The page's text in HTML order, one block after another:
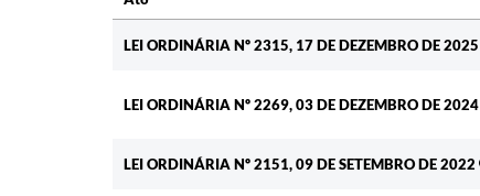
LEI ORDINÁRIA Nº 2315, 17 DE DEZEMBRO DE 2025
LEI ORDINÁRIA Nº 2269, 03 DE DEZEMBRO DE 2024
LEI ORDINÁRIA Nº 2151, 09 DE SETEMBRO DE 2022